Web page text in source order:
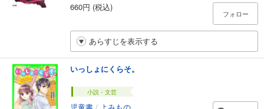
660円 (税込)
フォロー
あらすじを表示する
いっしょにくらそ。
小説・文芸
児童書 / よみもの